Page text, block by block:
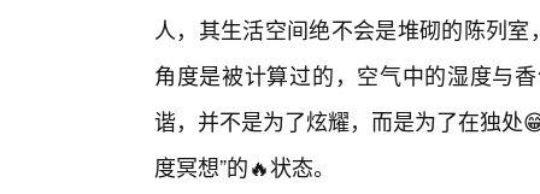
人，其生活空间绝不会是堆砌的陈列
角度是被计算过的，空气中的湿度与
谐，并不是为了炫耀，而是为了在独处
度冥想”的🔥状态。